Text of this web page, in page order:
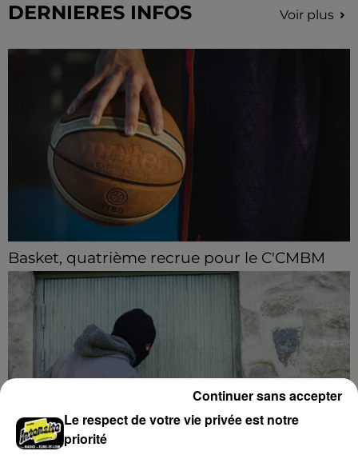
DERNIERES INFOS Voir plus
Basket, quatrième recrue pour le C'CMBM
Le club chartrain annonce l'arrivée de Jonathan
Mkamba en provenance de Pau.
Le respect de votre vie privée est notre
priorité
Continuer sans accepter